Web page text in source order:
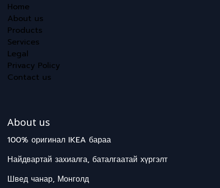
Home
About us
Products
Services
Legal
Privacy Policy
Contact us
About us
100% оригинал IKEA бараа
Найдвартай захиалга, баталгаатай хүргэлт
Швед чанар, Монголд